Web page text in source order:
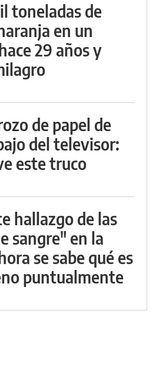
toneladas de
en un
29 años y
de papel de
del televisor:
este truco
hallazgo de las
sangre" en la
se sabe qué es
puntualmente